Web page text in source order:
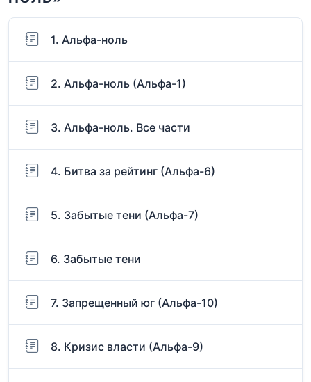
1. Альфа-ноль
2. Альфа-ноль (Альфа-1)
3. Альфа-ноль. Все части
4. Битва за рейтинг (Альфа-6)
5. Забытые тени (Альфа-7)
6. Забытые тени
7. Запрещенный юг (Альфа-10)
8. Кризис власти (Альфа-9)